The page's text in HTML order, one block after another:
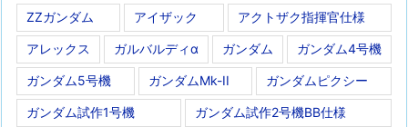
ZZガンダム アイザック アクトザク指揮官仕様
アレックス ガルバルディα ガンダム ガンダム4号機
ガンダム5号機 ガンダムMk-II ガンダムピクシー
ガンダム試作1号機 ガンダム試作2号機BB仕様